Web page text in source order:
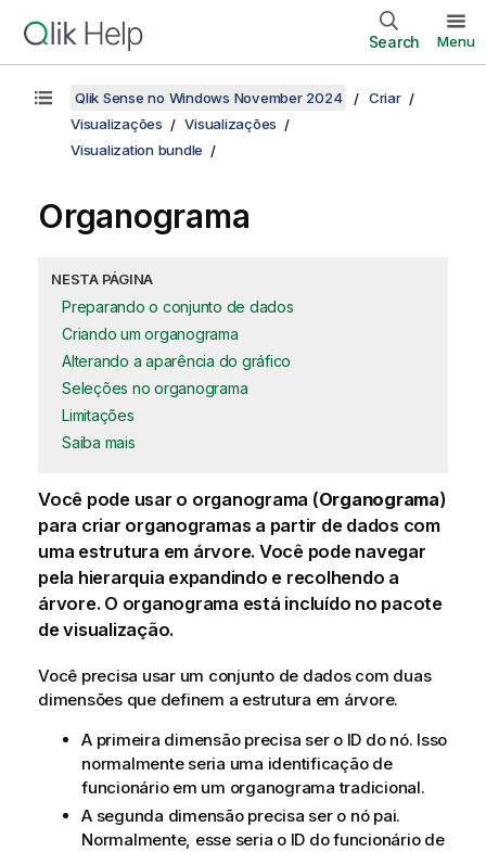
Search Menu
Qlik Sense no Windows November 2024
Criar
Visualizações
Visualizações
Visualization bundle
Organograma
NESTA PÁGINA
Preparando o conjunto de dados
Criando um organograma
Alterando a aparência do gráfico
Seleções no organograma
Limitações
Saiba mais
Você pode usar o organograma (Organograma)
para criar organogramas a partir de dados com
uma estrutura em árvore. Você pode navegar
pela hierarquia expandindo e recolhendo a
árvore. O organograma está incluído no pacote
de visualização.
Você precisa usar um conjunto de dados com duas
dimensões que definem a estrutura em árvore.
A primeira dimensão precisa ser o ID do nó. Isso
normalmente seria uma identificação de
funcionário em um organograma tradicional.
A segunda dimensão precisa ser o nó pai.
Normalmente, esse seria o ID do funcionário de